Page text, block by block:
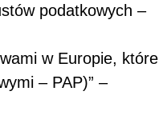
podatkowych –
w Europie, które
– PAP)” –